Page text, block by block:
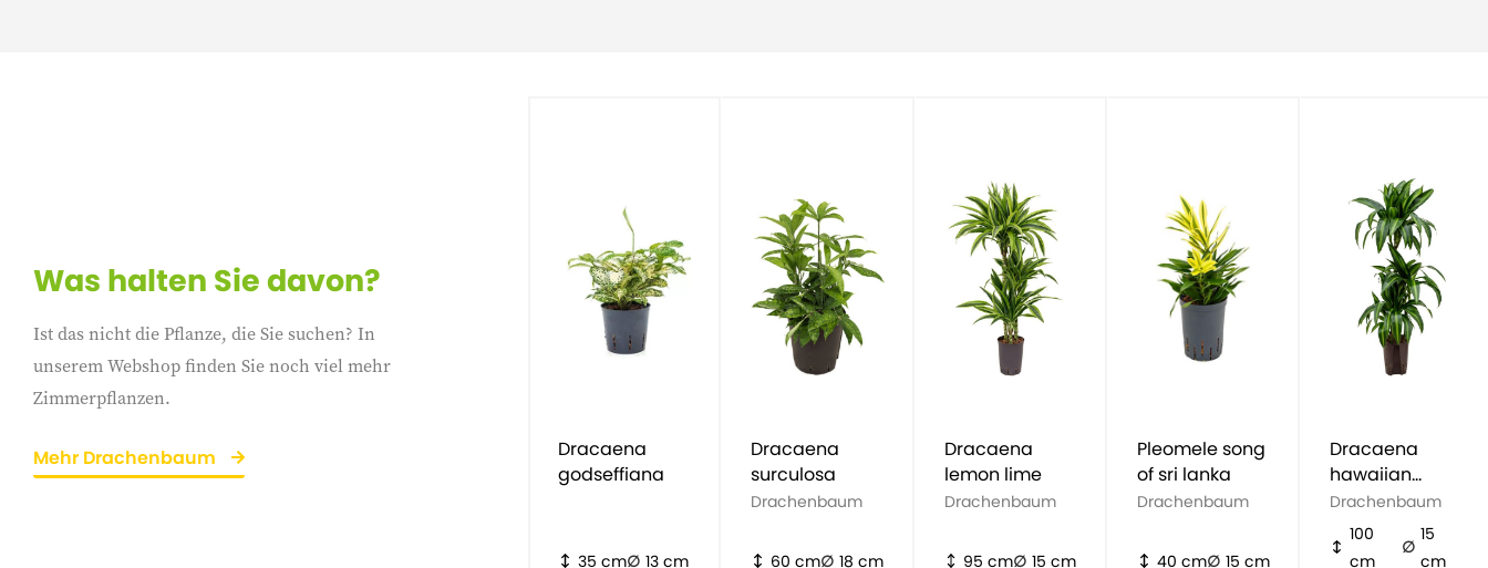
Was halten Sie davon?
Ist das nicht die Pflanze, die Sie suchen? In
unserem Webshop finden Sie noch viel mehr
Zimmerpflanzen.
Mehr Drachenbaum
Dracaena
godseffiana
35 cm 13 cm
Dracaena
surculosa
Drachenbaum
60 cm 18 cm
Dracaena
lemon lime
Drachenbaum
95 cm 15 cm
Pleomele song
of sri lanka
Drachenbaum
40 cm 15 cm
Dracaena
hawaiian
sunshine
Drachenbaum
100
cm
15
cm